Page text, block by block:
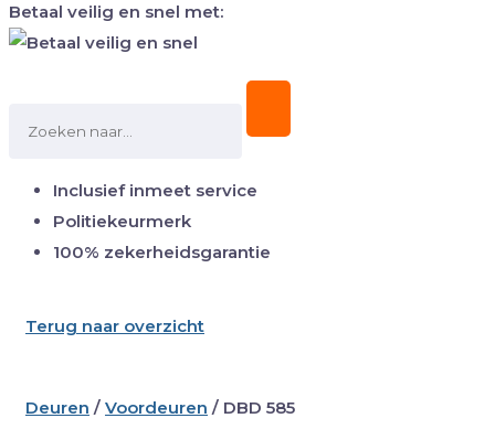
Betaal veilig en snel met:
Inclusief inmeet service
Politiekeurmerk
100% zekerheidsgarantie
Terug naar overzicht
Deuren / Voordeuren / DBD 585